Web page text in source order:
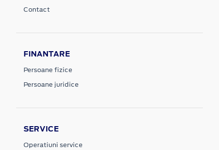
Contact
FINANTARE
Persoane fizice
Persoane juridice
SERVICE
Operatiuni service